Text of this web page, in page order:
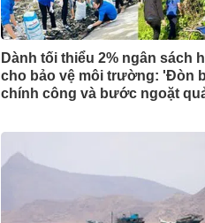
Dành tối thiểu 2% ngân sách
cho bảo vệ môi trường: 'Đòn
chính công và bước ngoặt